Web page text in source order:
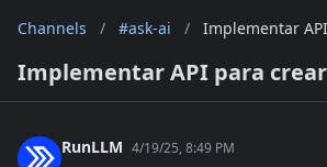
Channels / #ask-ai / Implementar
Implementar API para crear
RunLLM 4/19/25, 8:49 PM